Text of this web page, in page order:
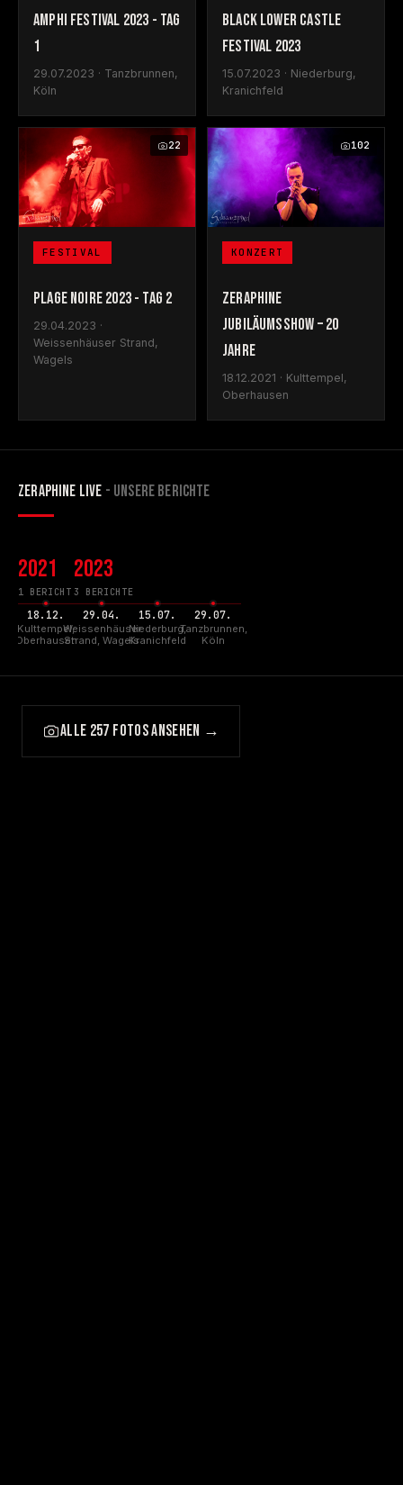
AMPHI FESTIVAL 2023 - TAG
1
29.07.2023 · Tanzbrunnen,
Köln
BLACK LOWER CASTLE
FESTIVAL 2023
15.07.2023 · Niederburg,
Kranichfeld
22
FESTIVAL
PLAGE NOIRE 2023 - TAG 2
29.04.2023 ·
Weissenhäuser Strand,
Wagels
102
KONZERT
ZERAPHINE
JUBILÄUMSSHOW – 20
JAHRE
18.12.2021 · Kulttempel,
Oberhausen
ZERAPHINE LIVE - UNSERE BERICHTE
2021
1 BERICHT
18.12.
Kulttempel,
Oberhausen
2023
3 BERICHTE
29.04.
Weissenhäuser
Strand, Wagels
15.07.
Niederburg,
Kranichfeld
29.07.
Tanzbrunnen,
Köln
ALLE 257 FOTOS ANSEHEN →